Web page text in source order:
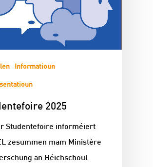
Informatioun
2025
Studentefoire informéiert
zesummen mam Ministère
an Héichschoul